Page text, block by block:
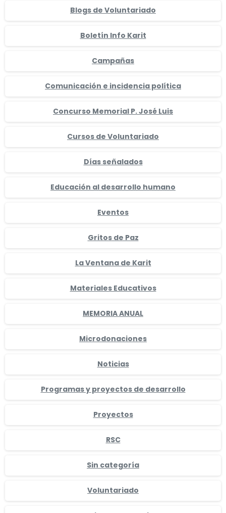
Blogs de Voluntariado
Boletín Info Karit
Campañas
Comunicación e incidencia política
Concurso Memorial P. José Luis
Cursos de Voluntariado
Días señalados
Educación al desarrollo humano
Eventos
Gritos de Paz
La Ventana de Karit
Materiales Educativos
MEMORIA ANUAL
Microdonaciones
Noticias
Programas y proyectos de desarrollo
Proyectos
RSC
Sin categoría
Voluntariado